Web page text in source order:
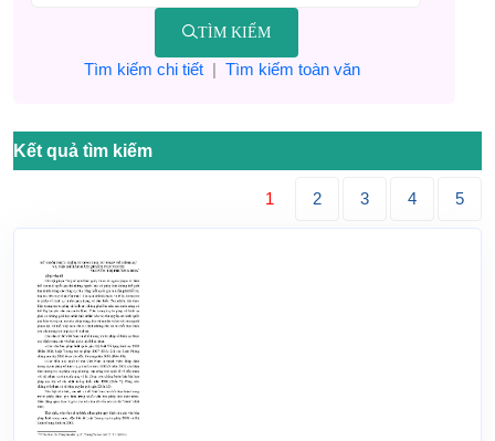
TÌM KIẾM
Tìm kiếm chi tiết| Tìm kiếm toàn văn
Kết quả tìm kiếm
1 2 3 4 5